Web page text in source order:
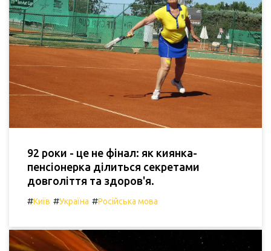
92 роки - це не фінал: як киянка-
пенсіонерка ділиться секретами
довголіття та здоров'я.
#Київ #Україна #Російська мова